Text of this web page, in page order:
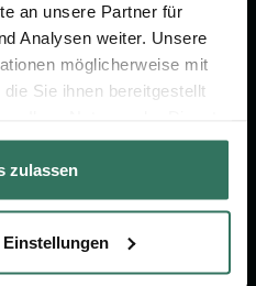
an unsere Partner für
Analysen weiter. Unsere
möglicherweise mit
Sie ihnen bereitgestellt
zulassen
BESTATTER
Portal